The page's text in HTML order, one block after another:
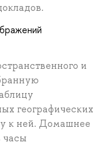
и
географических
к ней. Домашнее
часы